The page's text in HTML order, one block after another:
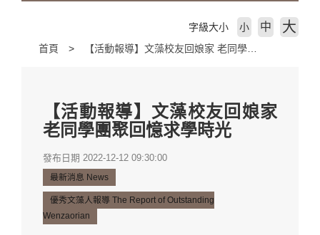
首頁 【活動報導】文藻校友回娘家 老同學團聚回憶求學時光
字級大小 小 中 大
【活動報導】文藻校友回娘家
老同學團聚回憶求學時光
發布日期 2022-12-12 09:30:00
最新消息 News
優秀文藻人報導 The Report of Outstanding
Wenzaorian